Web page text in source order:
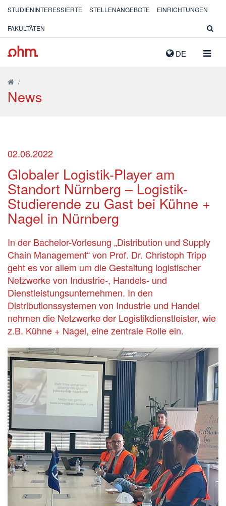
DE
STUDIENINTERESSIERTE STELLENANGEBOTE EINRICHTUNGEN
FAKULTÄTEN
/
News
02.06.2022
Globaler Logistik-Player am
Standort Nürnberg – Logistik-
Studierende zu Gast bei Kühne +
Nagel in Nürnberg
In der Bachelor-Vorlesung „Distribution und Supply
Chain Management“ von Prof. Dr. Christoph Tripp
geht es vor allem um die Gestaltung logistischer
Netzwerke von Industrie-, Handels- und
Dienstleistungsunternehmen. In den
Distributionssystemen von Industrie und Handel
nehmen die Netzwerke der Logistikdienstleister, wie
z.B. Kühne + Nagel, eine zentrale Rolle ein.